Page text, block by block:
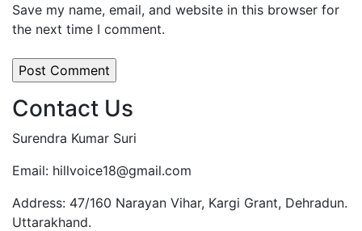
Save my name, email, and website in this browser for
the next time I comment.
Contact Us
Surendra Kumar Suri
Email: hillvoice18@gmail.com
Address: 47/160 Narayan Vihar, Kargi Grant, Dehradun.
Uttarakhand.